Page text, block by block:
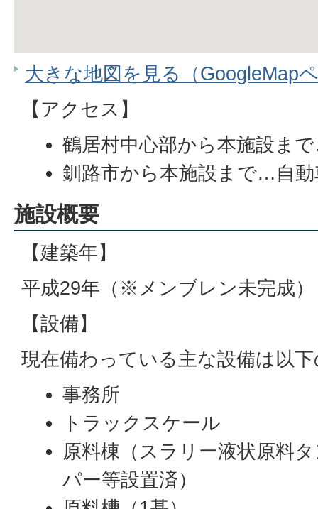
大きな地図を見る（GoogleMap
【アクセス】
鶴居村中心部から本施設ま
釧路市から本施設まで…自動
施設概要
【建築年】
平成29年（※メンブレン未完成）
【設備】
現在備わっている主な設備は以
事務所
トラックスケール
原料棟（スラリー液状原料
パー等設置済）